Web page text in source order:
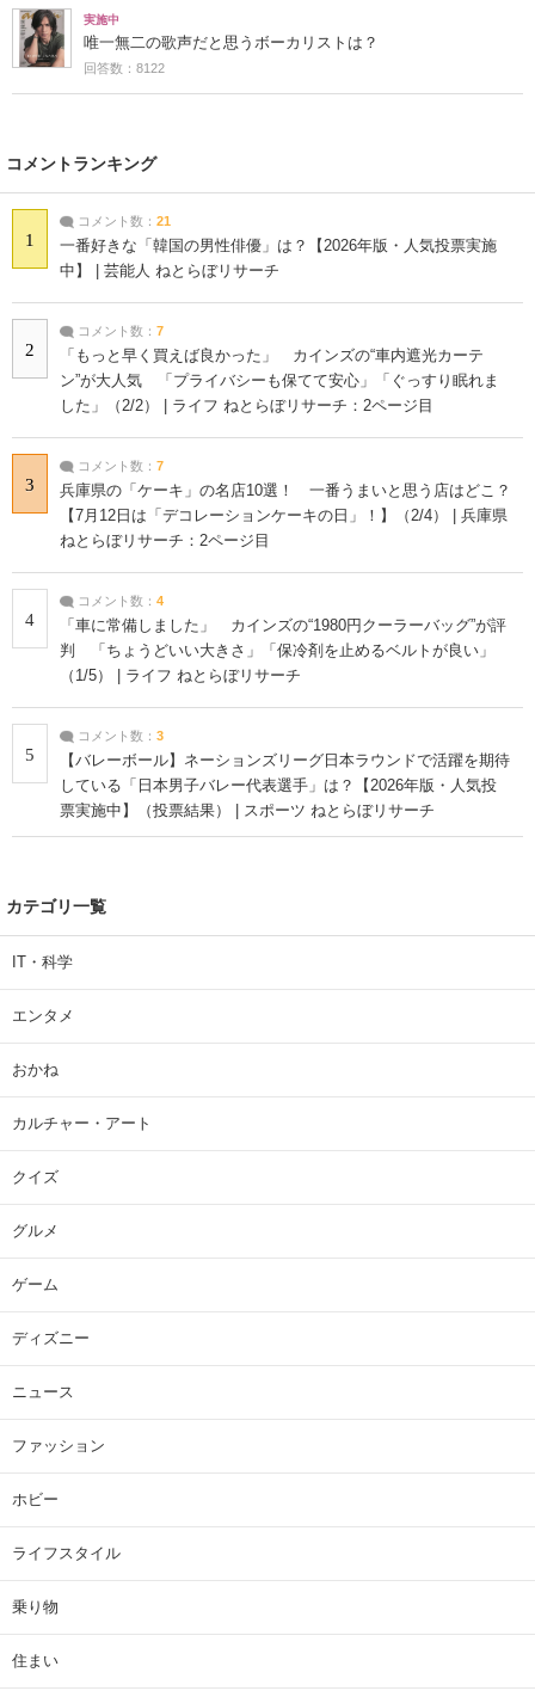
実施中
唯一無二の歌声だと思うボーカリストは？
回答数：8122
コメントランキング
1
コメント数： 21
一番好きな「韓国の男性俳優」は？【2026年版・人気投票実施
中】 | 芸能人 ねとらぼリサーチ
2
コメント数： 7
「もっと早く買えば良かった」 カインズの“車内遮光カーテ
ン”が大人気 「プライバシーも保てて安心」「ぐっすり眠れま
した」（2/2） | ライフ ねとらぼリサーチ：2ページ目
3
コメント数： 7
兵庫県の「ケーキ」の名店10選！ 一番うまいと思う店はどこ？
【7月12日は「デコレーションケーキの日」！】（2/4） | 兵庫県
ねとらぼリサーチ：2ページ目
4
コメント数： 4
「車に常備しました」 カインズの“1980円クーラーバッグ”が評
判 「ちょうどいい大きさ」「保冷剤を止めるベルトが良い」
（1/5） | ライフ ねとらぼリサーチ
5
コメント数： 3
【バレーボール】ネーションズリーグ日本ラウンドで活躍を期待
している「日本男子バレー代表選手」は？【2026年版・人気投
票実施中】（投票結果） | スポーツ ねとらぼリサーチ
カテゴリ一覧
IT・科学
エンタメ
おかね
カルチャー・アート
クイズ
グルメ
ゲーム
ディズニー
ニュース
ファッション
ホビー
ライフスタイル
乗り物
住まい